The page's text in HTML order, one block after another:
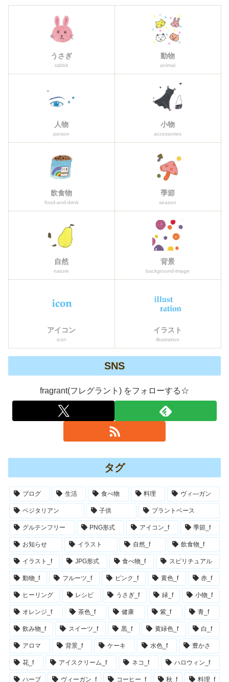
うさぎ
rabbit
動物
animal
人物
person
小物
accessories
飲食物
food-and-drink
季節
season
自然
nature
背景
background-image
アイコン
icon
イラスト
illustration
SNS
fragrant(フレグラント) をフォローする☆
タグ
ブログ 生活 食べ物 料理 ヴィ―ガン
ベジタリアン 子供 プラントベース
グルテンフリー PNG形式 アイコン_f 季節_f
お知らせ イラスト 自然_f 飲食物_f
イラスト_f JPG形式 食べ物_f スピリチュアル
動物_f フルーツ_f ピンク_f 黄色_f 赤_f
ヒーリング レシピ うさぎ_f 緑_f 小物_f
オレンジ_f 茶色_f 健康 紫_f 青_f
飲み物_f スイーツ_f 黒_f 黄緑色_f 白_f
アロマ 背景_f ケーキ 水色_f 豊かさ
花_f アイスクリーム_f ネコ_f ハロウィン_f
ハーブ ヴィーガン_f コーヒー_f 秋_f 料理_f